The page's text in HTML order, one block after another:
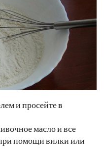
и просейте в
масло и все
помощи вилки или